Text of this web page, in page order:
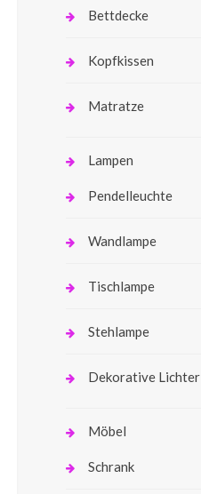
Bettdecke
Kopfkissen
Matratze
Lampen
Pendelleuchte
Wandlampe
Tischlampe
Stehlampe
Dekorative Lichter
Möbel
Schrank